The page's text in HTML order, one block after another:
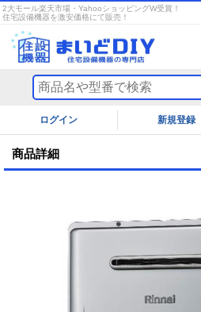
2大モール楽天市場・YahooショッピングW受賞！
住宅設備機器を激安価格にて販売！
ログイン
商品詳細